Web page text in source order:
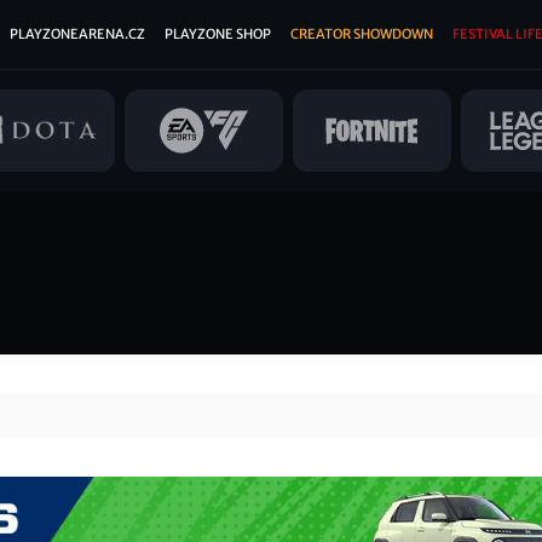
PLAYZONEARENA.CZ PLAYZONE SHOP CREATOR SHOWDOWN FESTIVAL